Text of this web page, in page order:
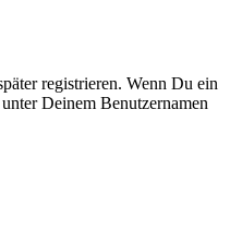
registrieren. Wenn Du ein
Deinem Benutzernamen